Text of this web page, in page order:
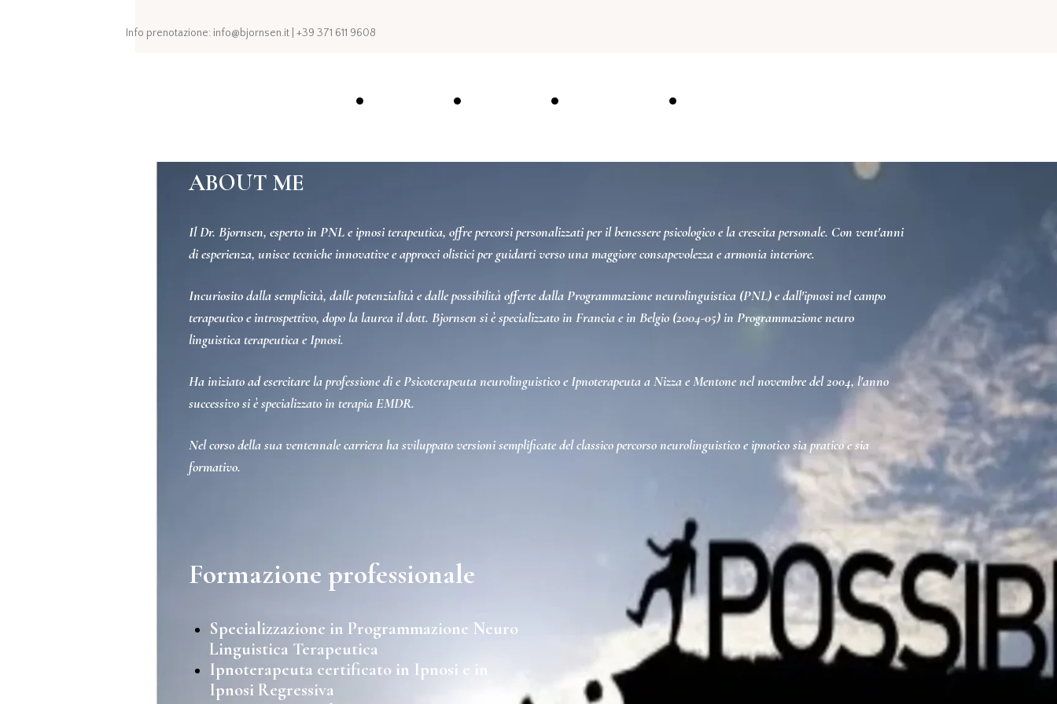
Info prenotazione: info@bjornsen.it | +39 371 611 9608
ABOUT ME
Il Dr. Bjornsen, esperto in PNL e ipnosi terapeutica, offre percorsi personalizzati per il benessere psicologico e la crescita personale. Con vent'anni
di esperienza, unisce tecniche innovative e approcci olistici per guidarti verso una maggiore consapevolezza e armonia interiore.
Incuriosito dalla semplicità, dalle potenzialità e dalle possibilità offerte dalla Programmazione neurolinguistica (PNL) e dall'ipnosi nel campo
terapeutico e introspettivo, dopo la laurea il dott. Bjornsen si è specializzato in Francia e in Belgio (2004-05) in Programmazione neuro
linguistica terapeutica e Ipnosi.
Ha iniziato ad esercitare la professione di e Psicoterapeuta neurolinguistico e Ipnoterapeuta a Nizza e Mentone nel novembre del 2004, l'anno
successivo si è specializzato in terapia EMDR.
Nel corso della sua ventennale carriera ha sviluppato versioni semplificate del classico percorso neurolinguistico e ipnotico sia pratico e sia
formativo.
Formazione professionale
Specializzazione in Programmazione Neuro
Linguistica Terapeutica
Ipnoterapeuta certificato in Ipnosi e in
Ipnosi Regressiva